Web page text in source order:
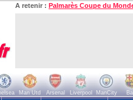
A retenir : Palmarès Coupe du
Man Utd Arsenal Liverpool ManCity